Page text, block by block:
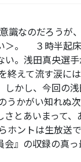
識なのだろうが
＞。 ３時半起
。浅田真央選
えて流す涙に
しかし、今回の
かがい知れぬ
とあいまって
ントは生放送
』の収録の真